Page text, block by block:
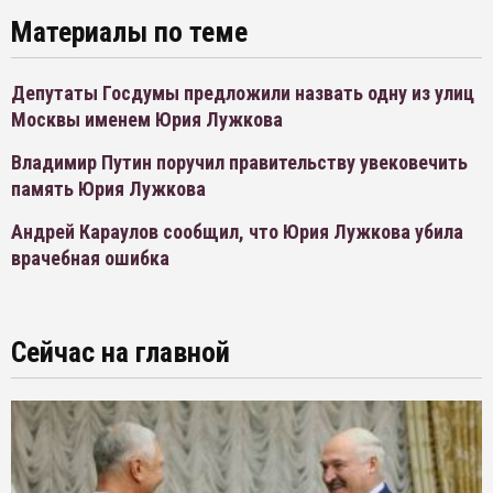
Материалы по теме
Депутаты Госдумы предложили назвать одну из улиц
Москвы именем Юрия Лужкова
Владимир Путин поручил правительству увековечить
память Юрия Лужкова
Андрей Караулов сообщил, что Юрия Лужкова убила
врачебная ошибка
Сейчас на главной